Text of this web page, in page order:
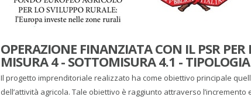
OPERAZIONE FINANZIATA CON IL PSR
MISURA 4 - SOTTOMISURA 4.1 -
Il progetto imprenditoriale realizzato ha come obiettivo principale
dell’attività agricola. Tale obiettivo è raggiunto attraverso